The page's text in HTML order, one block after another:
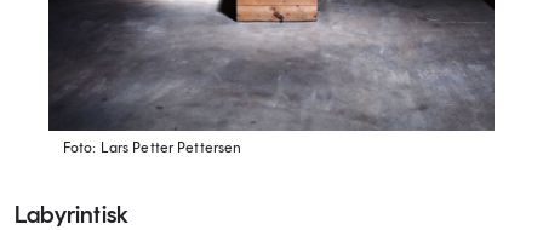
Foto: Lars Petter Pettersen
Labyrintisk